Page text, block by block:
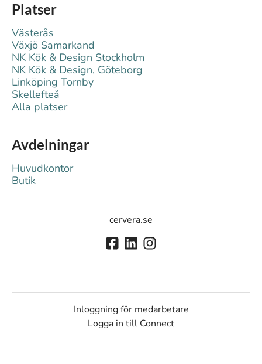
Platser
Västerås
Växjö Samarkand
NK Kök & Design Stockholm
NK Kök & Design, Göteborg
Linköping Tornby
Skellefteå
Alla platser
Avdelningar
Huvudkontor
Butik
cervera.se
Inloggning för medarbetare
Logga in till Connect